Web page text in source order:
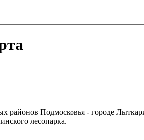
районов Подмосковья - городе
лесопарка.